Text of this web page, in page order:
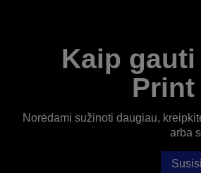
Kaip
Print
Norėdami sužinoti daugiau,
arba